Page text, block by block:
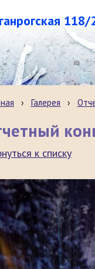
118/
› Галерея ›
к списку